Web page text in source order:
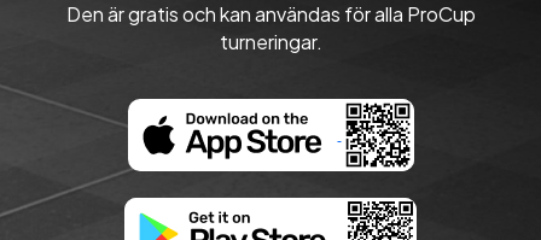
Den är gratis och kan användas för alla ProCup
turneringar.